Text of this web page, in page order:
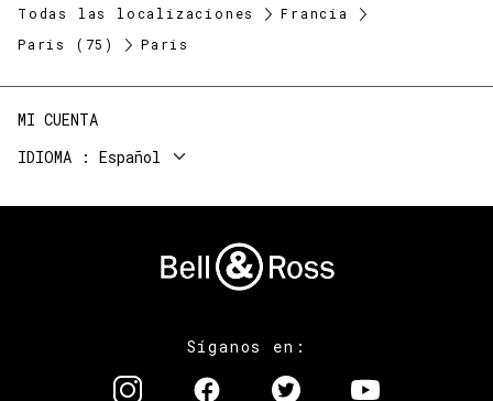
Todas las localizaciones
Francia
Paris (75)
Paris
MI CUENTA
IDIOMA
Español
Síganos en: